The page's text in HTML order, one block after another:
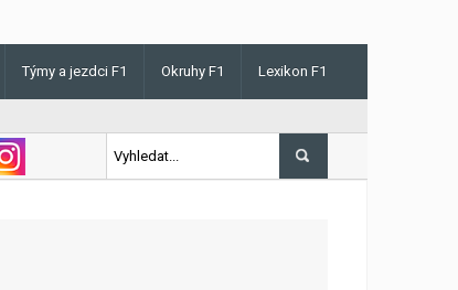
Týmy a jezdci F1 Okruhy F1 Lexikon F1
letos poprvé vyhrál kvalifikaci